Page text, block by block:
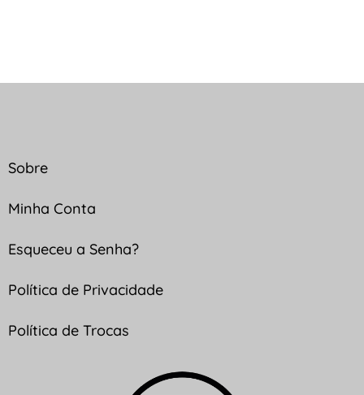
Sobre
Minha Conta
Esqueceu a Senha?
Política de Privacidade
Política de Trocas